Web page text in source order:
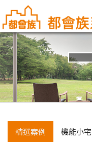
精選案例 機能小宅